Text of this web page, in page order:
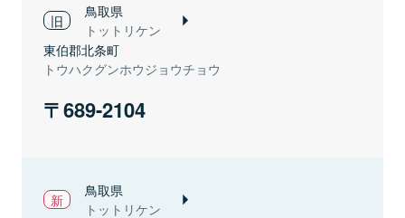
鳥取県
トットリケン
東伯郡北条町
トウハクグンホウジョウチョウ
689-2104
鳥取県
トットリケン